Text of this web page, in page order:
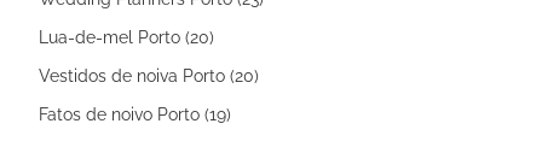
Lua-de-mel Porto (20)
Vestidos de noiva Porto (20)
Fatos de noivo Porto (19)